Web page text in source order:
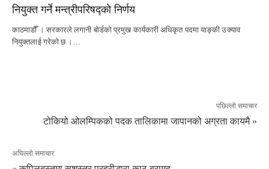
नियुक्त गर्ने मन्त्रीपरिषद्को निर्णय
काठमाडौँ । सरकारले लगानी बोर्डको प्रमुख कार्यकारी अधिकृत पदमा याङ्की उक्याव
नियुक्तलाई गरेको छ ।…
पछिल्लो समाचार
टोकियो ओलम्पिकको पदक तालिकामा जापानको अग्रता कायमै »
अघिल्लो समाचार